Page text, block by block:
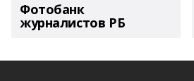
Фотобанк
журналистов РБ